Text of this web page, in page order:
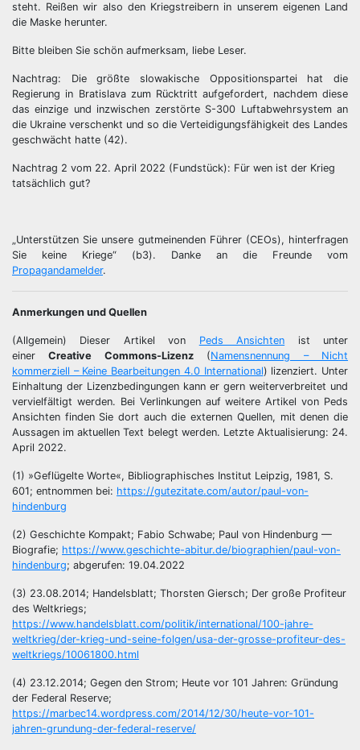
steht. Reißen wir also den Kriegstreibern in unserem eigenen Land
die Maske herunter.
Bitte bleiben Sie schön aufmerksam, liebe Leser.
Nachtrag: Die größte slowakische Oppositionspartei hat die
Regierung in Bratislava zum Rücktritt aufgefordert, nachdem diese
das einzige und inzwischen zerstörte S-300 Luftabwehrsystem an
die Ukraine verschenkt und so die Verteidigungsfähigkeit des Landes
geschwächt hatte (42).
Nachtrag 2 vom 22. April 2022 (Fundstück): Für wen ist der Krieg
tatsächlich gut?
„Unterstützen Sie unsere gutmeinenden Führer (CEOs), hinterfragen
Sie keine Kriege“ (b3). Danke an die Freunde vom
Propagandamelder.
Anmerkungen und Quellen
(Allgemein) Dieser Artikel von Peds Ansichten ist unter
einerCreative Commons-Lizenz(Namensnennung – Nicht
kommerziell – Keine Bearbeitungen 4.0 International) lizenziert. Unter
Einhaltung der Lizenzbedingungen kann er gern weiterverbreitet und
vervielfältigt werden. Bei Verlinkungen auf weitere Artikel von Peds
Ansichten finden Sie dort auch die externen Quellen, mit denen die
Aussagen im aktuellen Text belegt werden. Letzte Aktualisierung: 24.
April 2022.
(1) »Geflügelte Worte«, Bibliographisches Institut Leipzig, 1981, S.
601; entnommen bei: https://gutezitate.com/autor/paul-von-
hindenburg
(2) Geschichte Kompakt; Fabio Schwabe; Paul von Hindenburg —
Biografie; https://www.geschichte-abitur.de/biographien/paul-von-
hindenburg; abgerufen: 19.04.2022
(3) 23.08.2014; Handelsblatt; Thorsten Giersch; Der große Profiteur
des Weltkriegs;
https://www.handelsblatt.com/politik/international/100-jahre-
weltkrieg/der-krieg-und-seine-folgen/usa-der-grosse-profiteur-des-
weltkriegs/10061800.html
(4) 23.12.2014; Gegen den Strom; Heute vor 101 Jahren: Gründung
der Federal Reserve;
https://marbec14.wordpress.com/2014/12/30/heute-vor-101-
jahren-grundung-der-federal-reserve/